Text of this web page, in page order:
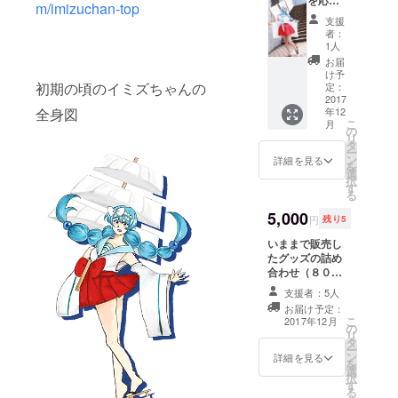
m/imizuchan-top
初期の頃のイミズちゃんの
全身図
ちゃん
を応援
してく
れた証
として
カード
を発行
します
してい
る証の
カード
発行い
たしま
ズちゃ
んのコ
スプレ
イヤー
を県内
のイベ
ントに
とでき
ます。
・
MC ・
ミニラ
（15
分）
など
できる
限りの
支援
者：
1人
お届
け予
定：
2017
年12
月
詳細を見る
こ
の
リ
タ
ー
ン
を
選
択
す
る
5,000円 残り5
いままで販売し
たグッズの詰め
合わせ（８００
０円相当）
支援者：5人
お届け予定：
2017年12月
詳細を見る
こ
の
リ
タ
ー
ン
を
選
択
す
る